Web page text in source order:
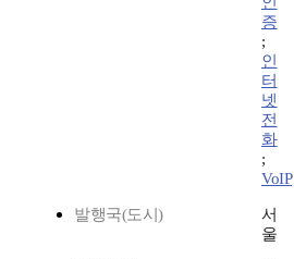
증
;
인
터
넷
전
화
;
VoIP
발행국(도시)
서
울